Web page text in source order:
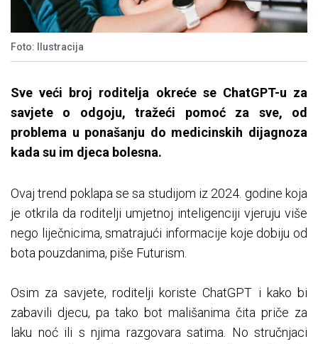
Foto: Ilustracija
Sve veći broj roditelja okreće se ChatGPT-u za
savjete o odgoju, tražeći pomoć za sve, od
problema u ponašanju do medicinskih dijagnoza
kada su im djeca bolesna.
Ovaj trend poklapa se sa studijom iz 2024. godine koja
je otkrila da roditelji umjetnoj inteligenciji vjeruju više
nego liječnicima, smatrajući informacije koje dobiju od
bota pouzdanima, piše Futurism.
Osim za savjete, roditelji koriste ChatGPT i kako bi
zabavili djecu, pa tako bot mališanima čita priče za
laku noć ili s njima razgovara satima. No stručnjaci